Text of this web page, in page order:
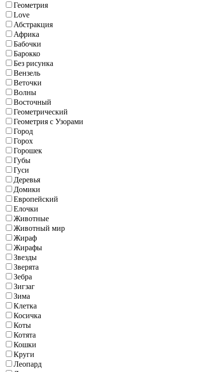
Геометрия
Love
Абстракция
Африка
Бабочки
Барокко
Без рисунка
Вензель
Веточки
Волны
Восточный
Геометрический
Геометрия с Узорами
Город
Горох
Горошек
Губы
Гуси
Деревья
Домики
Европейский
Елочки
Животные
Животный мир
Жираф
Жирафы
Звезды
Зверята
Зебра
Зигзаг
Зима
Клетка
Косичка
Коты
Котята
Кошки
Круги
Леопард